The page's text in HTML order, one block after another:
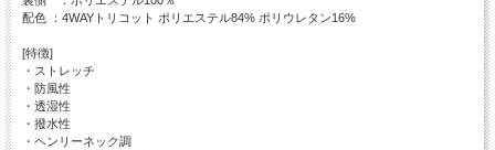
配色 ：4WAYトリコット ポリエステル84% ポリウレタン16%
[特徴]
・ストレッチ
・防風性
・透湿性
・撥水性
・ヘンリーネック調